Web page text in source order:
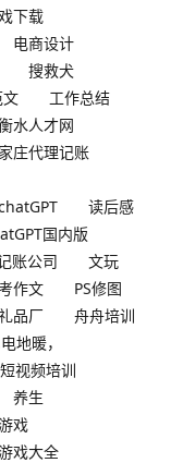
下载
电商设计
搜救犬
工作总结
水人才网
庄代理记账
读后感
国内版
账公司
文玩
作文
PS修图
品厂
舟舟培训
地暖，
短视频培训
养生
戏
戏大全